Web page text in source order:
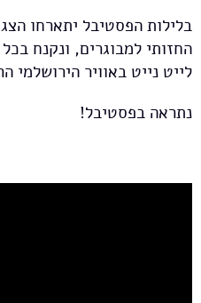
בלילות הפסטיבל יתארחו
החזותי למבוגרים, ונקנח
לייט נייט באוויר הירושלמי
נתראה בפסטיבל!